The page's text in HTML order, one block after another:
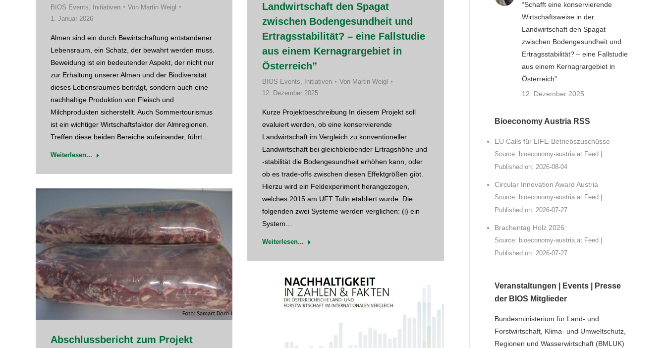
BIOS Events Initiativen Von Martin Weigl
1. Januar 2026
Almen sind ein durch Bewirtschaftung entstandener
Lebensraum, ein Schatz, der bewahrt werden muss.
Beweidung ist ein bedeutender Aspekt, der nicht nur
zur Erhaltung unserer Almen und der Biodiversität
dieses Lebensraumes beiträgt, sondern auch eine
nachhaltige Produktion von Fleisch und
Milchprodukten sicherstellt. Auch Sommertourismus
ist ein wichtiger Wirtschaftsfaktor der Almregionen.
Treffen diese beiden Bereiche aufeinander, führt…
Weiterlesen...
Landwirtschaft den Spagat
zwischen Bodengesundheit und
Ertragsstabilität? – eine Fallstudie
aus einem Kernagrargebiet in
Österreich”
BIOS Events, Initiativen Von Martin Weigl
12. Dezember 2025
Kurze Projektbeschreibung In diesem Projekt soll
evaluiert werden, ob eine konservierende
Landwirtschaft im Vergleich zu konventioneller
Landwirtschaft bei gleichbleibender Ertragshöhe und
-stabilität die Bodengesundheit erhöhen kann, oder
ob es trade-offs zwischen diesen Effektgrößen gibt.
Hierzu wird ein Feldexperiment herangezogen,
welches 2015 am UFT Tulln etabliert wurde. Die
folgenden zwei Systeme werden verglichen: (i) ein
System…
Weiterlesen...
Abschlussbericht zum Projekt
“Schafft eine konservierende
Wirtschaftsweise in der
Landwirtschaft den Spagat
zwischen Bodengesundheit und
Ertragsstabilität? – eine Fallstudie
aus einem Kernagrargebiet in
Österreich”
12. Dezember 2025
Bioeconomy Austria RSS
EU Calls für LIFE-Betriebszuschüsse
Source: bioeconomy-austria.at Feed
Published on: 2026-08-04
Circular Innovation Award Austria
Source: bioeconomy-austria.at Feed
Published on: 2026-07-27
Brachentag Holz 2026
Source: bioeconomy-austria.at Feed
Published on: 2026-07-27
Veranstaltungen | Events | Presse
der BIOS Mitglieder
Bundesministerium für Land- und
Forstwirtschaft, Klima- und Umweltschutz,
Regionen und Wasserwirtschaft (BMLUK)